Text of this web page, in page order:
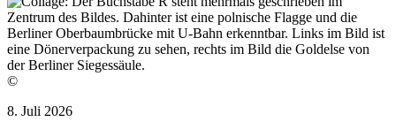
©
8. Juli 2026